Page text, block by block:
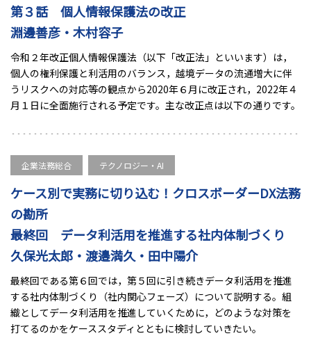
第３話 個人情報保護法の改正
淵邊善彦・木村容子
令和２年改正個人情報保護法（以下「改正法」といいます）は，
個人の権利保護と利活用のバランス，越境データの流通増大に伴
うリスクへの対応等の観点から2020年６月に改正され，2022年４
月１日に全面施行される予定です。主な改正点は以下の通りです。
企業法務総合 テクノロジー・AI
ケース別で実務に切り込む！クロスボーダーDX法務
の勘所
最終回 データ利活用を推進する社内体制づくり
久保光太郎・渡邉満久・田中陽介
最終回である第６回では，第５回に引き続きデータ利活用を推進
する社内体制づくり（社内関心フェーズ）について説明する。組
織としてデータ利活用を推進していくために，どのような対策を
打てるのかをケーススタディとともに検討していきたい。